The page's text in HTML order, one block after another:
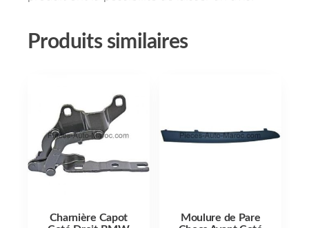
Produits similaires
Charnière Capot
Moulure de Pare